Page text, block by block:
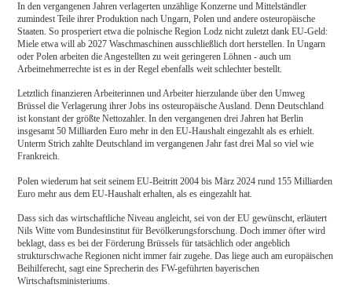
In den vergangenen Jahren verlagerten unzählige Konzerne und Mittelständler
zumindest Teile ihrer Produktion nach Ungarn, Polen und andere osteuropäische
Staaten. So prosperiert etwa die polnische Region Lodz nicht zuletzt dank EU-Geld:
Miele etwa will ab 2027 Waschmaschinen ausschließlich dort herstellen. In Ungarn
oder Polen arbeiten die Angestellten zu weit geringeren Löhnen - auch um
Arbeitnehmerrechte ist es in der Regel ebenfalls weit schlechter bestellt.
Letztlich finanzieren Arbeiterinnen und Arbeiter hierzulande über den Umweg
Brüssel die Verlagerung ihrer Jobs ins osteuropäische Ausland. Denn Deutschland
ist konstant der größte Nettozahler. In den vergangenen drei Jahren hat Berlin
insgesamt 50 Milliarden Euro mehr in den EU-Haushalt eingezahlt als es erhielt.
Unterm Strich zahlte Deutschland im vergangenen Jahr fast drei Mal so viel wie
Frankreich.
Polen wiederum hat seit seinem EU-Beitritt 2004 bis März 2024 rund 155 Milliarden
Euro mehr aus dem EU-Haushalt erhalten, als es eingezahlt hat.
Dass sich das wirtschaftliche Niveau angleicht, sei von der EU gewünscht, erläutert
Nils Witte vom Bundesinstitut für Bevölkerungsforschung. Doch immer öfter wird
beklagt, dass es bei der Förderung Brüssels für tatsächlich oder angeblich
strukturschwache Regionen nicht immer fair zugehe. Das liege auch am europäischen
Beihilferecht, sagt eine Sprecherin des FW-geführten bayerischen
Wirtschaftsministeriums.